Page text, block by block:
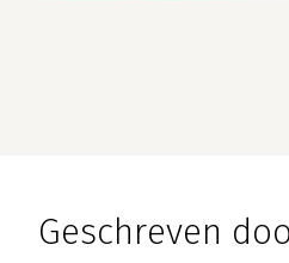
Geschreven